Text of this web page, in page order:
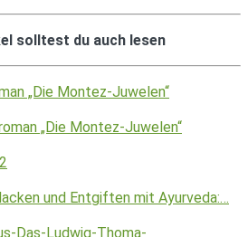
solltest du auch lesen
„Die Montez-Juwelen“
und Entgiften mit Ayurveda:…